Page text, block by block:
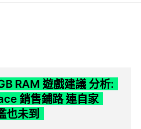
RAM 遊戲建議 分析:
銷售鋪路 連自家
也未到